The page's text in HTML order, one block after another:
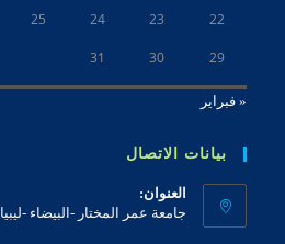
22
23
24
25
29
30
31
« فبراير
بيانات الاتصال
العنوان:
جامعة عمر المختار -البيضاء -ليبيا